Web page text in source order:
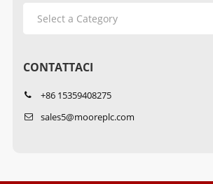
CONTATTACI
+86 15359408275
sales5@mooreplc.com